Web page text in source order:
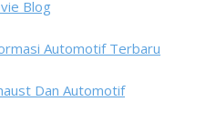
Blog
Automotif Terbaru
Dan Automotif